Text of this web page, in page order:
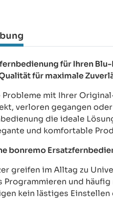
für Ihren Blu-
für maximale
Probleme mit Ihrer
verloren gegangen
die ideale
und komfortable
bonremo
greifen im Alltag zu
Programmieren und
kein lästiges